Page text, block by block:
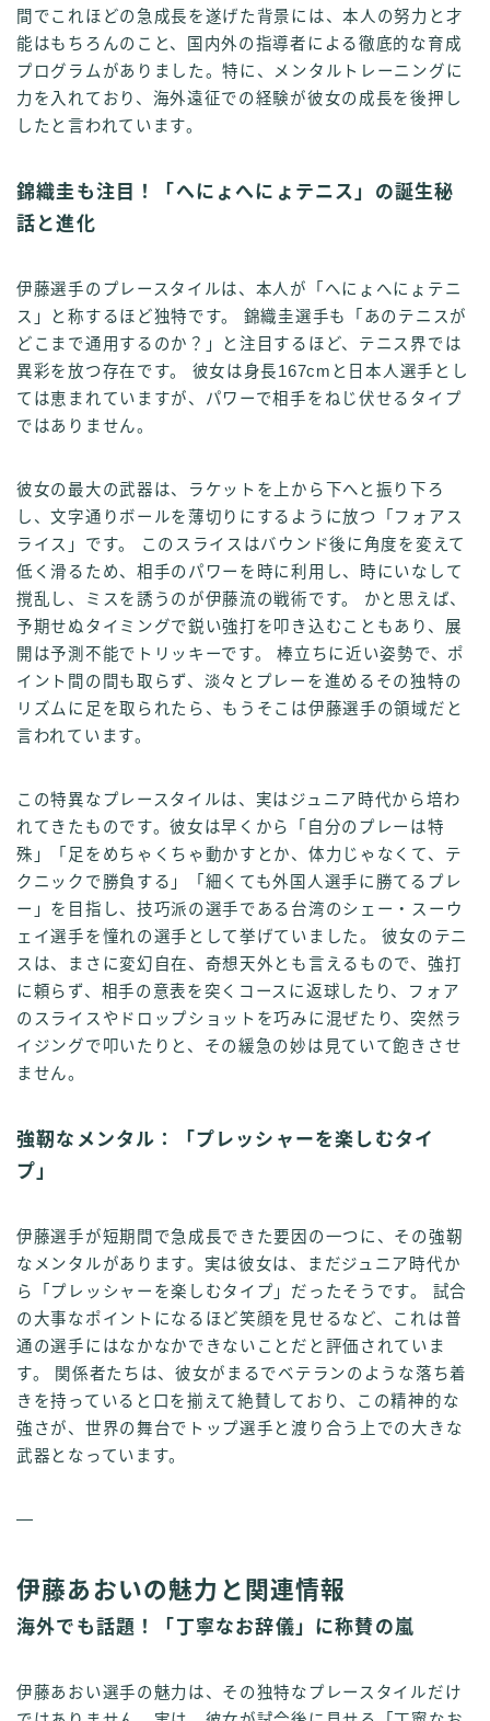
間でこれほどの急成長を遂げた背景には、本人の努力と才
能はもちろんのこと、国内外の指導者による徹底的な育成
プログラムがありました。特に、メンタルトレーニングに
力を入れており、海外遠征での経験が彼女の成長を後押し
したと言われています。
錦織圭も注目！「へにょへにょテニス」の誕生秘
話と進化
伊藤選手のプレースタイルは、本人が「へにょへにょテニ
ス」と称するほど独特です。 錦織圭選手も「あのテニスが
どこまで通用するのか？」と注目するほど、テニス界では
異彩を放つ存在です。 彼女は身長167cmと日本人選手とし
ては恵まれていますが、パワーで相手をねじ伏せるタイプ
ではありません。
彼女の最大の武器は、ラケットを上から下へと振り下ろ
し、文字通りボールを薄切りにするように放つ「フォアス
ライス」です。 このスライスはバウンド後に角度を変えて
低く滑るため、相手のパワーを時に利用し、時にいなして
撹乱し、ミスを誘うのが伊藤流の戦術です。 かと思えば、
予期せぬタイミングで鋭い強打を叩き込むこともあり、展
開は予測不能でトリッキーです。 棒立ちに近い姿勢で、ポ
イント間の間も取らず、淡々とプレーを進めるその独特の
リズムに足を取られたら、もうそこは伊藤選手の領域だと
言われています。
この特異なプレースタイルは、実はジュニア時代から培わ
れてきたものです。彼女は早くから「自分のプレーは特
殊」「足をめちゃくちゃ動かすとか、体力じゃなくて、テ
クニックで勝負する」「細くても外国人選手に勝てるプレ
ー」を目指し、技巧派の選手である台湾のシェー・スーウ
ェイ選手を憧れの選手として挙げていました。 彼女のテニ
スは、まさに変幻自在、奇想天外とも言えるもので、強打
に頼らず、相手の意表を突くコースに返球したり、フォア
のスライスやドロップショットを巧みに混ぜたり、突然ラ
イジングで叩いたりと、その緩急の妙は見ていて飽きさせ
ません。
強靭なメンタル：「プレッシャーを楽しむタイ
プ」
伊藤選手が短期間で急成長できた要因の一つに、その強靭
なメンタルがあります。実は彼女は、まだジュニア時代か
ら「プレッシャーを楽しむタイプ」だったそうです。 試合
の大事なポイントになるほど笑顔を見せるなど、これは普
通の選手にはなかなかできないことだと評価されていま
す。 関係者たちは、彼女がまるでベテランのような落ち着
きを持っていると口を揃えて絶賛しており、この精神的な
強さが、世界の舞台でトップ選手と渡り合う上での大きな
武器となっています。
—
伊藤あおいの魅力と関連情報
海外でも話題！「丁寧なお辞儀」に称賛の嵐
伊藤あおい選手の魅力は、その独特なプレースタイルだけ